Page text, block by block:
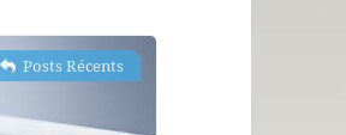
Posts Récents